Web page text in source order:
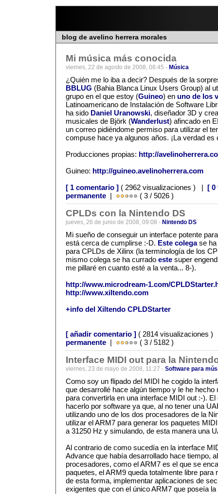
blog de avelino herrera morales
Mi música más conocida
viernes, 22 de agosto de 2008, 08:45 - Música
¿Quién me lo iba a decir? Después de la
BBLUG (Bahia Blanca Linux Users Group) al
grupo en el que estoy (Guineo) en uno de los
Latinoamericano de Instalación de Software
ha sido Daniel Uranowski, diseñador 3D y
musicales de Björk (Wanderlust) afincado en
un correo pidiéndome permiso para utilizar el
compuse hace ya algunos años. ¡La verdad es
Producciones propias: http://
Guineo: http://guineo.avelinoherrera.com
[ 1 comentario ] ( 2962 visualizaciones ) | [ 0
permanente | ( 3 / 5026 )
CPLDs con la Nintendo DS
jueves, 26 de junio de 2008, 09:08 - Nintendo DS
Mi sueño de conseguir un interface potente
está cerca de cumplirse :-D. Este colegase ha
para CPLDs de Xilinx (la terminología de los
mismo colega se ha currado este super
me pillaré en cuanto esté a la venta... 8-).
http://www.microdream-1.com/
http://www.xiltendo.com
+info del Xiltendo CPLDStarter
[ añadir comentario ] ( 2814 visualizaciones
permanente | ( 3 / 5182 )
Interface MIDI out para la
viernes, 23 de mayo de 2008, 11:27 - Software para
Como soy un flipado del MIDI he cogido la
que desarrollé hace algún tiempo y le he hecho
para convertirla en una interface MIDI out :-).
hacerlo por software ya que, al no tener una
utilizando uno de los dos procesadores de la
utilizar el ARM7 para generar los paquetes
a 31250 Hz y simulando, de esta manera una
Al contrario de como sucedía en la interface
Advance que había desarrollado hace tiempo,
procesadores, como el ARM7 es el que se
paquetes, el ARM9 queda totalmente libre para
de esta forma, implementar aplicaciones de
exigentes que con el único ARM7 que poseía